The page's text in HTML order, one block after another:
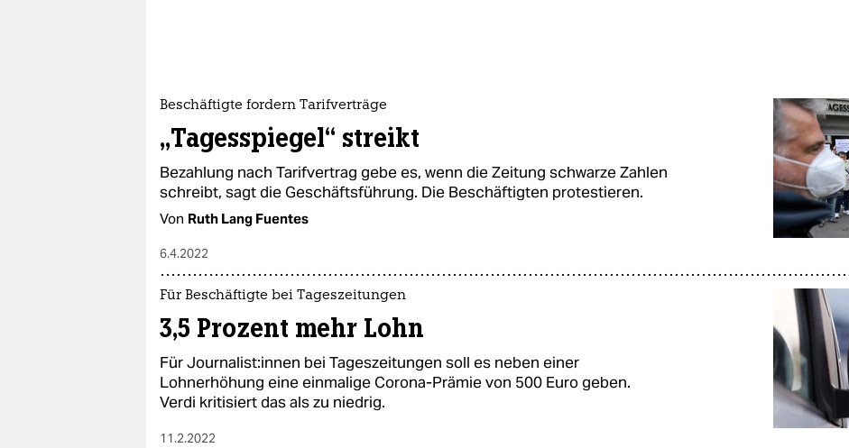
Beschäftigte fordern Tarifverträge
„Tagesspiegel“ streikt
Bezahlung nach Tarifvertrag gebe es, wenn die Zeitung schwarze Zahlen
schreibt, sagt die Geschäftsführung. Die Beschäftigten protestieren.
Von Ruth Lang Fuentes
6.4.2022
Für Beschäftigte bei Tageszeitungen
3,5 Prozent mehr Lohn
Für Jour­na­lis­t:in­nen bei Tageszeitungen soll es neben einer
Lohnerhöhung eine einmalige Corona-Prämie von 500 Euro geben.
Verdi kritisiert das als zu niedrig.
11.2.2022